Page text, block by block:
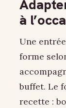
à
Une
forme
buffet. Le
recette :